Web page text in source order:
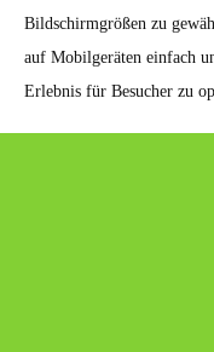
Bildschirmgrößen zu
auf Mobilgeräten einfach
Erlebnis für Besucher zu